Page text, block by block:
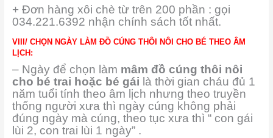
+ Đơn hàng xôi chè từ trên 200 phần : gọi
034.221.6392 nhận chính sách tốt nhất.
VIII/ CHỌN NGÀY LÀM ĐỒ CÚNG THÔI NÔI CHO BÉ THEO ÂM
LỊCH:
– Ngày để chọn làm mâm đồ cúng thôi nôi
cho bé trai hoặc bé gái là thời gian cháu đủ 1
năm tuổi tính theo âm lịch nhưng theo truyền
thống người xưa thì ngày cúng không phải
đúng ngày mà cúng, theo tục xưa thì “ con gái
lùi 2, con trai lùi 1 ngày” .